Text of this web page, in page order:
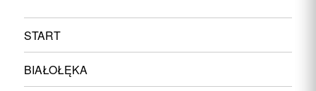
START
BIAŁOŁĘKA